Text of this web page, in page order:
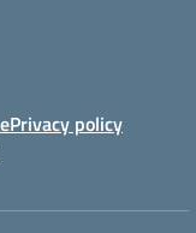
Privacy policy